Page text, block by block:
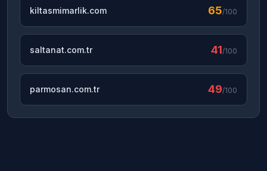
kiltasmimarlik.com 65/100
saltanat.com.tr 41/100
parmosan.com.tr 49/100